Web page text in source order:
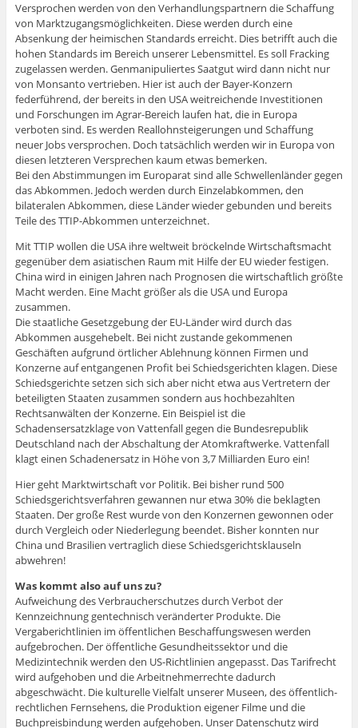
Versprochen werden von den Verhandlungspartnern die Schaffung
von Marktzugangsmöglichkeiten. Diese werden durch eine
Absenkung der heimischen Standards erreicht. Dies betrifft auch die
hohen Standards im Bereich unserer Lebensmittel. Es soll Fracking
zugelassen werden. Genmanipuliertes Saatgut wird dann nicht nur
von Monsanto vertrieben. Hier ist auch der Bayer-Konzern
federführend, der bereits in den USA weitreichende Investitionen
und Forschungen im Agrar-Bereich laufen hat, die in Europa
verboten sind. Es werden Reallohnsteigerungen und Schaffung
neuer Jobs versprochen. Doch tatsächlich werden wir in Europa von
diesen letzteren Versprechen kaum etwas bemerken.
Bei den Abstimmungen im Europarat sind alle Schwellenländer gegen
das Abkommen. Jedoch werden durch Einzelabkommen, den
bilateralen Abkommen, diese Länder wieder gebunden und bereits
Teile des TTIP-Abkommen unterzeichnet.
Mit TTIP wollen die USA ihre weltweit bröckelnde Wirtschaftsmacht
gegenüber dem asiatischen Raum mit Hilfe der EU wieder festigen.
China wird in einigen Jahren nach Prognosen die wirtschaftlich größte
Macht werden. Eine Macht größer als die USA und Europa
zusammen.
Die staatliche Gesetzgebung der EU-Länder wird durch das
Abkommen ausgehebelt. Bei nicht zustande gekommenen
Geschäften aufgrund örtlicher Ablehnung können Firmen und
Konzerne auf entgangenen Profit bei Schiedsgerichten klagen. Diese
Schiedsgerichte setzen sich sich aber nicht etwa aus Vertretern der
beteiligten Staaten zusammen sondern aus hochbezahlten
Rechtsanwälten der Konzerne. Ein Beispiel ist die
Schadensersatzklage von Vattenfall gegen die Bundesrepublik
Deutschland nach der Abschaltung der Atomkraftwerke. Vattenfall
klagt einen Schadenersatz in Höhe von 3,7 Milliarden Euro ein!
Hier geht Marktwirtschaft vor Politik. Bei bisher rund 500
Schiedsgerichtsverfahren gewannen nur etwa 30% die beklagten
Staaten. Der große Rest wurde von den Konzernen gewonnen oder
durch Vergleich oder Niederlegung beendet. Bisher konnten nur
China und Brasilien vertraglich diese Schiedsgerichtsklauseln
abwehren!
Was kommt also auf uns zu?
Aufweichung des Verbraucherschutzes durch Verbot der
Kennzeichnung gentechnisch veränderter Produkte. Die
Vergaberichtlinien im öffentlichen Beschaffungswesen werden
aufgebrochen. Der öffentliche Gesundheitssektor und die
Medizintechnik werden den US-Richtlinien angepasst. Das Tarifrecht
wird aufgehoben und die Arbeitnehmerrechte dadurch
abgeschwächt. Die kulturelle Vielfalt unserer Museen, des öffentlich-
rechtlichen Fernsehens, die Produktion eigener Filme und die
Buchpreisbindung werden aufgehoben. Unser Datenschutz wird